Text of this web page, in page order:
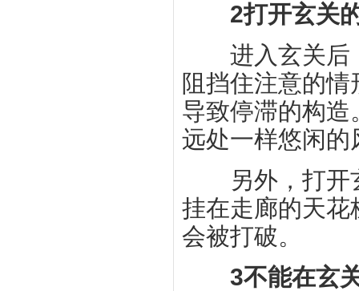
2打开玄关
进入玄关后，
阻挡住注意的
导致停滞的构
远处一样悠闲的
另外，打开玄
挂在走廊的天花
会被打破。
3不能在玄